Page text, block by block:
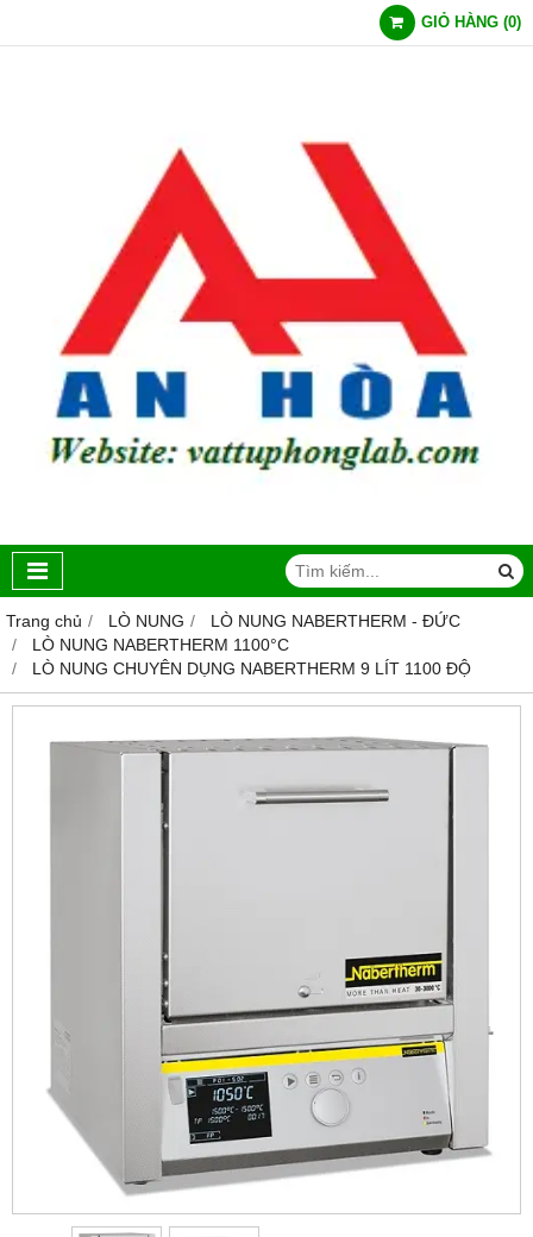
GIỎ HÀNG (0)
Trang chủ LÒ NUNG
LÒ NUNG NABERTHERM - ĐỨC
LÒ NUNG NABERTHERM 1100°C
LÒ NUNG CHUYÊN DỤNG NABERTHERM 9 LÍT 1100 ĐỘ